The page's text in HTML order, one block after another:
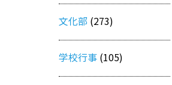
文化部 (273)
学校行事 (105)